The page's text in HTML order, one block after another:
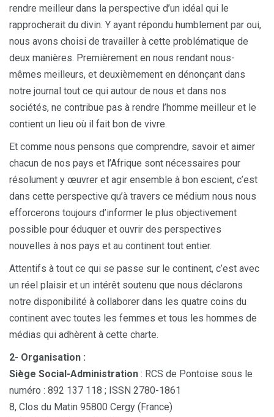
rendre meilleur dans la perspective d’un idéal qui le
rapprocherait du divin. Y ayant répondu humblement par oui,
nous avons choisi de travailler à cette problématique de
deux manières. Premièrement en nous rendant nous-
mêmes meilleurs, et deuxièmement en dénonçant dans
notre journal tout ce qui autour de nous et dans nos
sociétés, ne contribue pas à rendre l’homme meilleur et le
contient un lieu où il fait bon de vivre.
Et comme nous pensons que comprendre, savoir et aimer
chacun de nos pays et l’Afrique sont nécessaires pour
résolument y œuvrer et agir ensemble à bon escient, c’est
dans cette perspective qu’à travers ce médium nous nous
efforcerons toujours d’informer le plus objectivement
possible pour éduquer et ouvrir des perspectives
nouvelles à nos pays et au continent tout entier.
Attentifs à tout ce qui se passe sur le continent, c’est avec
un réel plaisir et un intérêt soutenu que nous déclarons
notre disponibilité à collaborer dans les quatre coins du
continent avec toutes les femmes et tous les hommes de
médias qui adhèrent à cette charte.
2- Organisation :
Siège Social-Administration : RCS de Pontoise sous le
numéro : 892 137 118 ; ISSN 2780-1861
8, Clos du Matin 95800 Cergy (France)